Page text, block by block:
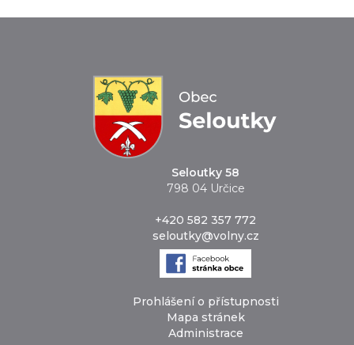
Seloutky 58
798 04 Určice
+420 582 357 772
seloutky@volny.cz
Prohlášení o přístupnosti
Mapa stránek
Administrace